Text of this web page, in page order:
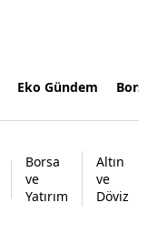
Eko Gündem
Borsa
ve
Yatırım
Altın
ve
Döviz